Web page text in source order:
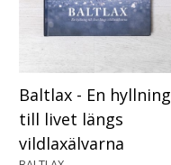
Baltlax - En hyllning
till livet längs
vildlaxälvarna